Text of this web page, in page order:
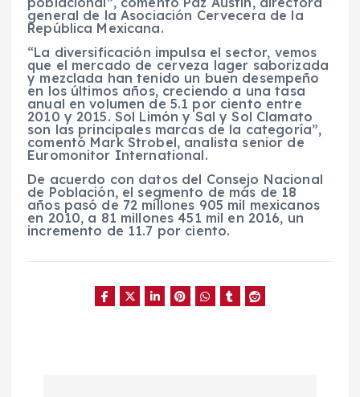
general de la Asociación Cervecera de la
República Mexicana.
“La diversificación impulsa el sector, vemos
que el mercado de cerveza lager saborizada
y mezclada han tenido un buen desempeño
en los últimos años, creciendo a una tasa
anual en volumen de 5.1 por ciento entre
2010 y 2015. Sol Limón y Sal y Sol Clamato
son las principales marcas de la categoría”,
comentó Mark Strobel, analista senior de
Euromonitor International.
De acuerdo con datos del Consejo Nacional
de Población, el segmento de más de 18
años pasó de 72 millones 905 mil mexicanos
en 2010, a 81 millones 451 mil en 2016, un
incremento de 11.7 por ciento.